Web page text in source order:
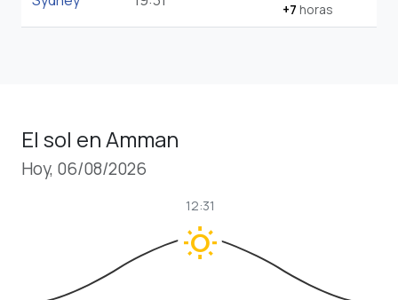
+7 horas
El sol en Amman
Hoy, 06/08/2026
wb_sunny
12:31